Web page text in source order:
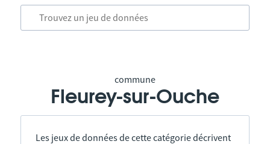
commune
Fleurey-sur-Ouche
Les jeux de données de cette catégorie décrivent